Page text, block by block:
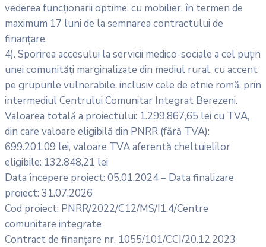
vederea funcționarii optime, cu mobilier, în termen de
maximum 17 luni de la semnarea contractului de
finanțare.
4). Sporirea accesului la servicii medico-sociale a cel puțin
unei comunități marginalizate din mediul rural, cu accent
pe grupurile vulnerabile, inclusiv cele de etnie romă, prin
intermediul Centrului Comunitar Integrat Berezeni.
Valoarea totală a proiectului: 1.299.867,65 lei cu TVA,
din care valoare eligibilă din PNRR (fără TVA):
699.201,09 lei, valoare TVA aferentă cheltuielilor
eligibile: 132.848,21 lei
Data începere proiect: 05.01.2024 – Data finalizare
proiect: 31.07.2026
Cod proiect: PNRR/2022/C12/MS/I1.4/Centre
comunitare integrate
Contract de finanțare nr. 1055/101/CCI/20.12.2023